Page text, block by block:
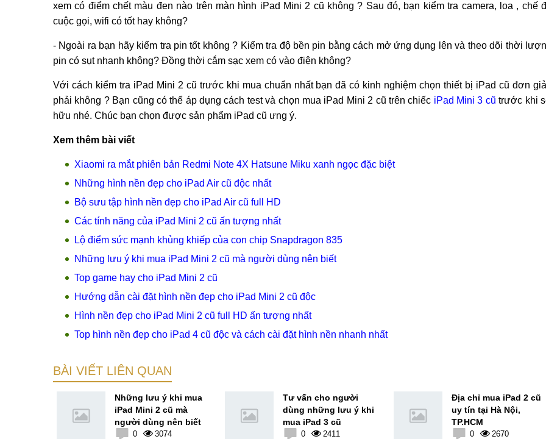
xem có điểm chết màu đen nào trên màn hình iPad Mini 2 cũ không ? Sau đó, bạn kiểm tra camera, loa , chế
cuộc gọi, wifi có tốt hay không?
- Ngoài ra bạn hãy kiểm tra pin tốt không ? Kiểm tra độ bền pin bằng cách mở ứng dụng lên và theo dõi thời
pin có sụt nhanh không? Đồng thời cắm sạc xem có vào điện không?
Với cách kiểm tra iPad Mini 2 cũ trước khi mua chuẩn nhất bạn đã có kinh nghiệm chọn thiết bị iPad cũ đơn
phải không ? Bạn cũng có thể áp dụng cách test và chọn mua iPad Mini 2 cũ trên chiếc iPad Mini 3 cũ trước khi
hữu nhé. Chúc bạn chọn được sản phẩm iPad cũ ưng ý.
Xem thêm bài viết
Xiaomi ra mắt phiên bản Redmi Note 4X Hatsune Miku xanh ngọc đặc biệt
Những hình nền đẹp cho iPad Air cũ độc nhất
Bộ sưu tập hình nền đẹp cho iPad Air cũ full HD
Các tính năng của iPad Mini 2 cũ ấn tượng nhất
Lộ điểm sức mạnh khủng khiếp của con chip Snapdragon 835
Những lưu ý khi mua iPad Mini 2 cũ mà người dùng nên biết
Top game hay cho iPad Mini 2 cũ
Hướng dẫn cài đặt hình nền đẹp cho iPad Mini 2 cũ độc
Hình nền đẹp cho iPad Mini 2 cũ full HD ấn tượng nhất
Top hình nền đẹp cho iPad 4 cũ độc và cách cài đặt hình nền nhanh nhất
BÀI VIẾT LIÊN QUAN
Những lưu ý khi mua
iPad Mini 2 cũ mà
người dùng nên biết
0 3074
Tư vấn cho người
dùng những lưu ý khi
mua iPad 3 cũ
0 2411
Địa chỉ mua iPad 2 cũ
uy tín tại Hà Nội,
TP.HCM
0 2670